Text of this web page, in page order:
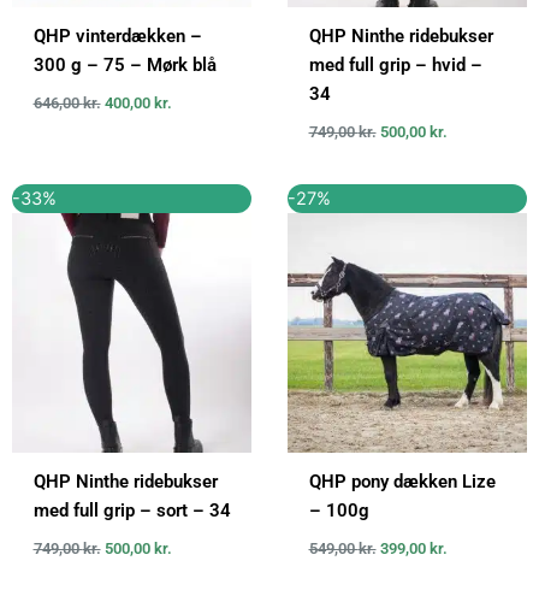
QHP vinterdækken –
300 g – 75 – Mørk blå
646,00kr. 400,00 kr.
QHP Ninthe ridebukser
med full grip – hvid –
34
749,00kr. 500,00 kr.
-33%
QHP Ninthe ridebukser
med full grip – sort – 34
749,00kr.
oprindelige
pris
var:
749,00 kr..
500,00 kr.
aktuelle
-27%
QHP pony dækken Lize
– 100g
549,00kr.
oprindelige
549,00 kr..
399,00 kr.
aktuelle
399,00 kr..